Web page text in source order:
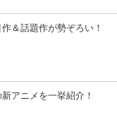
＆話題作が勢ぞろい！
アニメを一挙紹介！